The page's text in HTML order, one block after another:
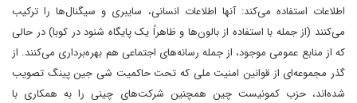
اطلاعات استفاده می‌کند: آنها اطلاعات انسانی، سایبری و سیگنال‌ها را ترکیب
می‌کنند (از جمله با استفاده از بالون‌ها و ظاهراً یک پایگاه شنود در کوبا) در حالی
که از منابع عمومی موجود، از جمله رسانه‌های اجتماعی هم بهره‌برداری می‌کنند. از
گذر مجموعه‌ای از قوانین امنیت ملی که تحت حاکمیت شی جین پینگ تصویب
شده‌اند، حزب کمونیست چین همچنین شرکت‌های چینی را به همکاری با